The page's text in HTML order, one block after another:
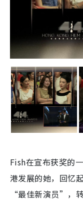
Fish在宣布获奖的
港发展的她，回忆
“最佳新演员”，